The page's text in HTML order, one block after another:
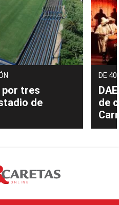
por tres
de
DE
de